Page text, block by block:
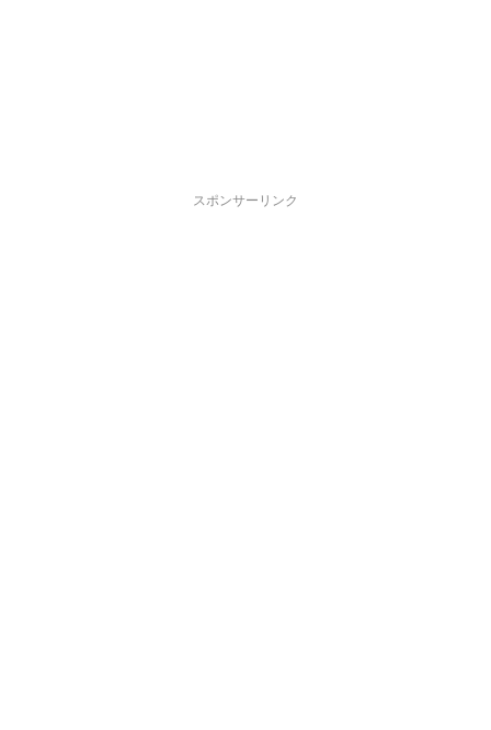
スポンサーリンク